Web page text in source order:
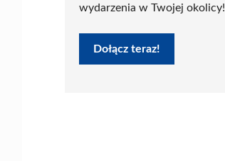
wydarzenia w Twojej okolicy!
Dołącz teraz!